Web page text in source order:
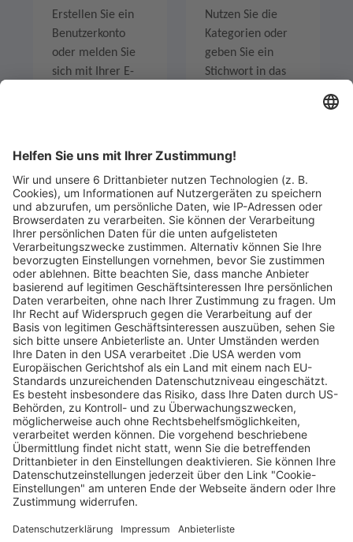
Erstellen Sie ein
Benutzerkonto
oder melden Sie
sich mit Ihrer E-
Nutzen Sie die
Kategorien oder
geben Sie ein
Stichwort in das
Legen Sie zum
Mitbieten eine
Höchstgrenze für
Ihr Gebot fest. Ein
automatischer
Bietagent bietet
für Sie bis zum
Höchstgebot.
Sind Sie am Ende
der
Höchstbietende,
werden Sie per E-
Mail informiert
und erhalten nach
Zahlungseingang
ein Zertifikat zum
Einlösen des
Angebots.